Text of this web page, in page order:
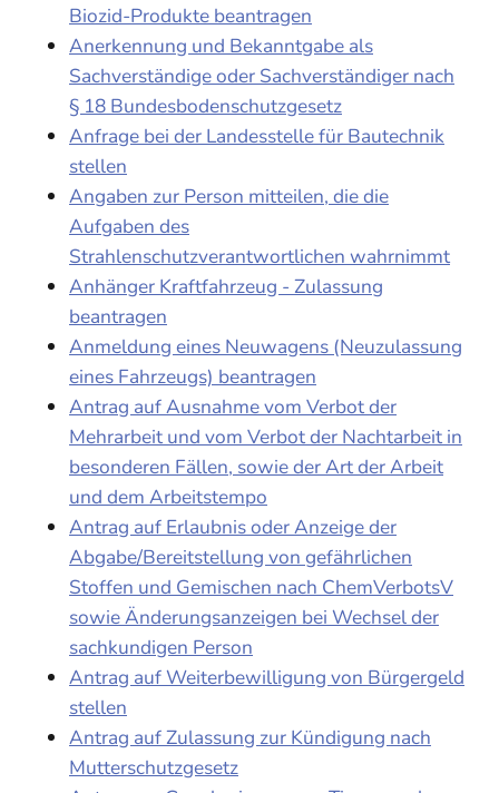
Biozid-Produkte beantragen
Anerkennung und Bekanntgabe als
Sachverständige oder Sachverständiger nach
§ 18 Bundesbodenschutzgesetz
Anfrage bei der Landesstelle für Bautechnik
stellen
Angaben zur Person mitteilen, die die
Aufgaben des
Strahlenschutzverantwortlichen wahrnimmt
Anhänger Kraftfahrzeug - Zulassung
beantragen
Anmeldung eines Neuwagens (Neuzulassung
eines Fahrzeugs) beantragen
Antrag auf Ausnahme vom Verbot der
Mehrarbeit und vom Verbot der Nachtarbeit in
besonderen Fällen, sowie der Art der Arbeit
und dem Arbeitstempo
Antrag auf Erlaubnis oder Anzeige der
Abgabe/Bereitstellung von gefährlichen
Stoffen und Gemischen nach ChemVerbotsV
sowie Änderungsanzeigen bei Wechsel der
sachkundigen Person
Antrag auf Weiterbewilligung von Bürgergeld
stellen
Antrag auf Zulassung zur Kündigung nach
Mutterschutzgesetz